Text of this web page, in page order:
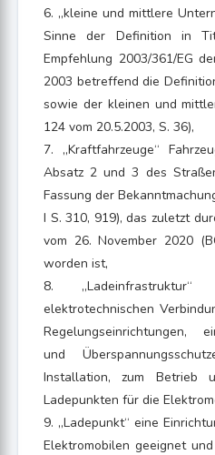
6. „kleine und mittlere
Sinne der Definition in
Empfehlung 2003/361/EG
2003 betreffend die
sowie der kleinen und
124 vom 20.5.2003, S. 36),
7. „Kraftfahrzeuge“
Absatz 2 und 3 des
Fassung der
I S. 310, 919), das zuletzt
vom 26. November 2020
worden ist,
8.
elektrotechnischen
Regelungseinrichtungen,
und
Installation, zum Betrieb
Ladepunkten für die
9. „Ladepunkt“ eine
Elektromobilen geeignet